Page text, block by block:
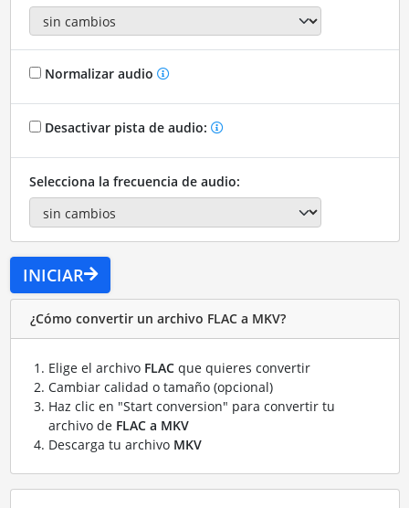
Normalizar audio
Desactivar pista de audio:
Selecciona la frecuencia de audio:
INICIAR
¿Cómo convertir un archivo FLAC a MKV?
Elige el archivo FLACque quieres convertir
Cambiar calidad o tamaño (opcional)
Haz clic en "Start conversion" para convertir tu
archivo de FLAC a MKV
Descarga tu archivo MKV